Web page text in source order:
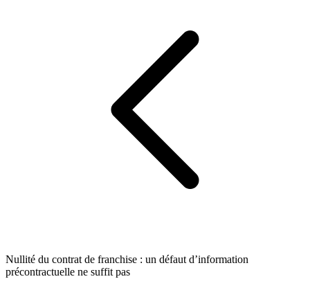
Nullité du contrat de franchise : un défaut d’information
précontractuelle ne suffit pas